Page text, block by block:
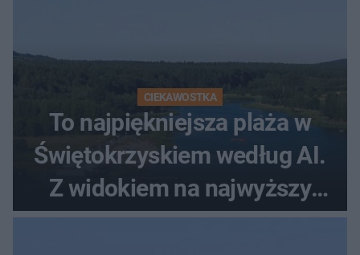
CIEKAWOSTKA
To najpiękniejsza plaża w
Świętokrzyskiem według AI.
Z widokiem na najwyższy
szczyt Gór Świętokrzyskich